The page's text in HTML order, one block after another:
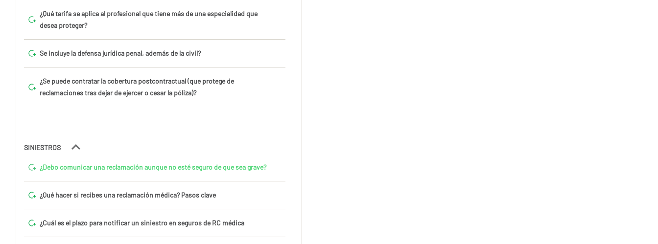
¿Qué tarifa se aplica al profesional que tiene más de una especialidad que
desea proteger?
Se incluye la defensa jurídica penal, además de la civil?
¿Se puede contratar la cobertura postcontractual (que protege de
reclamaciones tras dejar de ejercer o cesar la póliza)?
SINIESTROS
¿Debo comunicar una reclamación aunque no esté seguro de que sea grave?
¿Qué hacer si recibes una reclamación médica? Pasos clave
¿Cuál es el plazo para notificar un siniestro en seguros de RC médica